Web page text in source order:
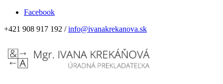
Facebook
+421 908 917 192 /info@ivanakrekanova.sk